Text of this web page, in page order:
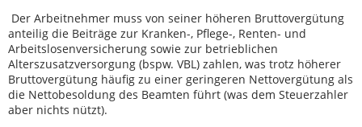
Der Arbeitnehmer muss von seiner höheren Bruttovergütung
anteilig die Beiträge zur Kranken-, Pflege-, Renten- und
Arbeitslosenversicherung sowie zur betrieblichen
Alterszusatzversorgung (bspw. VBL) zahlen, was trotz höherer
Bruttovergütung häufig zu einer geringeren Nettovergütung als
die Nettobesoldung des Beamten führt (was dem Steuerzahler
aber nichts nützt).